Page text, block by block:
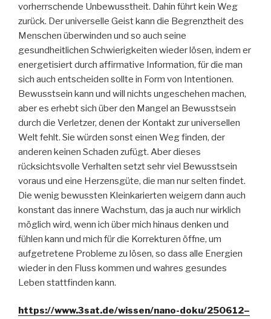
vorherrschende Unbewusstheit. Dahin führt kein Weg
zurück. Der universelle Geist kann die Begrenztheit des
Menschen überwinden und so auch seine
gesundheitlichen Schwierigkeiten wieder lösen, indem er
energetisiert durch affirmative Information, für die man
sich auch entscheiden sollte in Form von Intentionen.
Bewusstsein kann und will nichts ungeschehen machen,
aber es erhebt sich über den Mangel an Bewusstsein
durch die Verletzer, denen der Kontakt zur universellen
Welt fehlt. Sie würden sonst einen Weg finden, der
anderen keinen Schaden zufügt. Aber dieses
rücksichtsvolle Verhalten setzt sehr viel Bewusstsein
voraus und eine Herzensgüte, die man nur selten findet.
Die wenig bewussten Kleinkarierten weigern dann auch
konstant das innere Wachstum, das ja auch nur wirklich
möglich wird, wenn ich über mich hinaus denken und
fühlen kann und mich für die Korrekturen öffne, um
aufgetretene Probleme zu lösen, so dass alle Energien
wieder in den Fluss kommen und wahres gesundes
Leben stattfinden kann.
https://www.3sat.de/wissen/nano-doku/250612–